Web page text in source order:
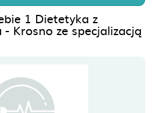
1 Dietetyka z
Krosno ze specjalizacją